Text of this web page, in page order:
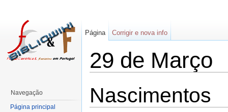
29 de Março
Nascimentos
Página Corrigir e nova info
Navegação
Página principal